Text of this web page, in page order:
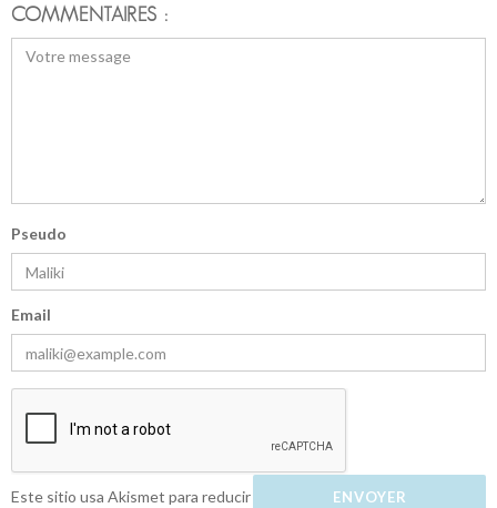
COMMENTAIRES :
Pseudo
Email
Este sitio usa Akismet para reducir